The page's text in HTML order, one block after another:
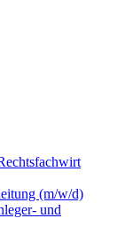
(m/w/d)
und